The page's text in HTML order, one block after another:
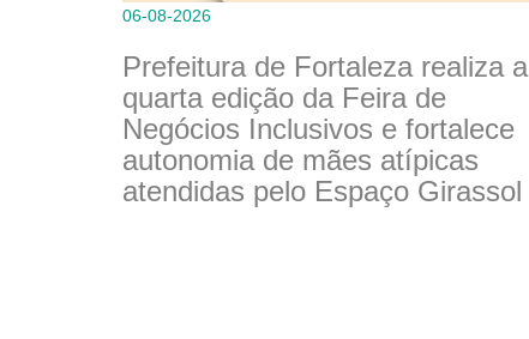
06-08-2026
Prefeitura de Fortaleza realiza a
quarta edição da Feira de
Negócios Inclusivos e fortalece
autonomia de mães atípicas
atendidas pelo Espaço Girassol